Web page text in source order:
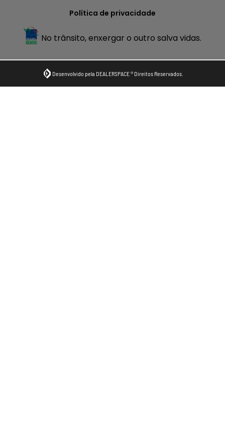
Política de privacidade
No trânsito, enxergar o outro salva vidas.
Desenvolvido pela DEALERSPACE ® Direitos Reservados.